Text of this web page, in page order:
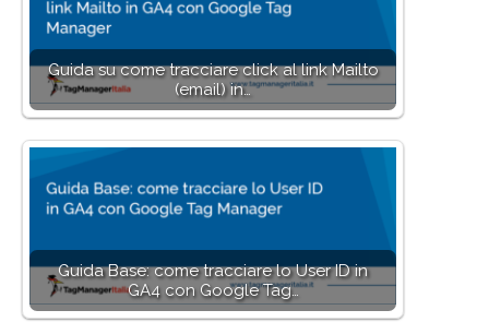
Guida su come tracciare click al link Mailto
(email) in…
Guida Base: come tracciare lo User ID in
GA4 con Google Tag…